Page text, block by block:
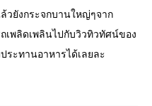
วยังกระจกบานใหญ่ๆจาก
เพลิดเพลินไปกับวิวทิวทัศน์ของ
ระทานอาหารได้เลยละ